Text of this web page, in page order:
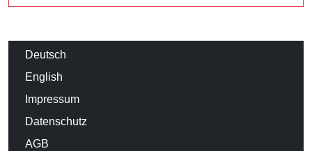
Deutsch
English
Impressum
Datenschutz
AGB